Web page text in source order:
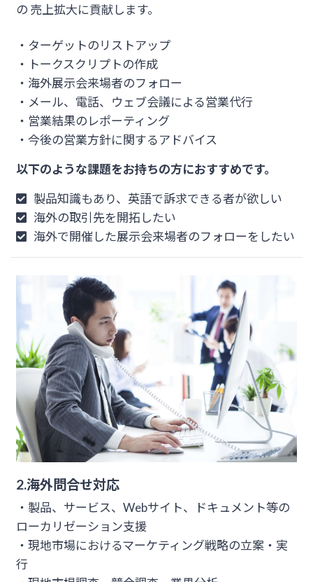
の 売上拡大に貢献します。
・ターゲットのリストアップ
・トークスクリプトの作成
・海外展示会来場者のフォロー
・メール、電話、ウェブ会議による営業代行
・営業結果のレポーティング
・今後の営業方針に関するアドバイス
以下のような課題をお持ちの方におすすめです。
製品知識もあり、英語で訴求できる者が欲しい
海外の取引先を開拓したい
海外で開催した展示会来場者のフォローをしたい
2.海外問合せ対応
・製品、サービス、Webサイト、ドキュメント等の
ローカリゼーション支援
・現地市場におけるマーケティング戦略の立案・実
行